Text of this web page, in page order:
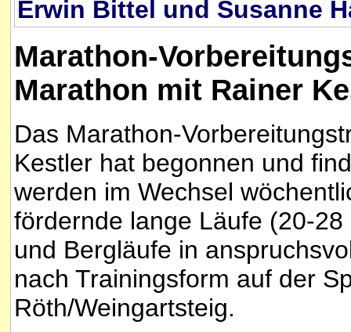
Erwin Bittel und Susanne
Marathon-
Marathon mit Rainer
Das Marathon-
Kestler hat begonnen und
werden im Wechsel
fördernde lange Läufe (20-
und Bergläufe in
nach Trainingsform auf der
Röth/Weingartsteig.